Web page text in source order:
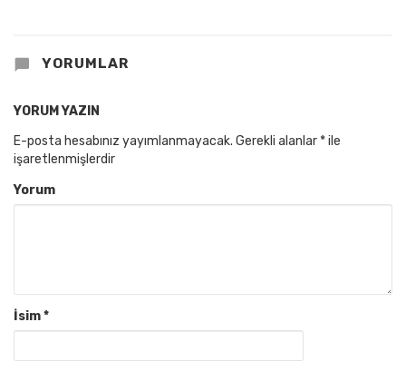
YORUMLAR
YORUM YAZIN
E-posta hesabınız yayımlanmayacak. Gerekli alanlar *ile
işaretlenmişlerdir
Yorum
İsim*